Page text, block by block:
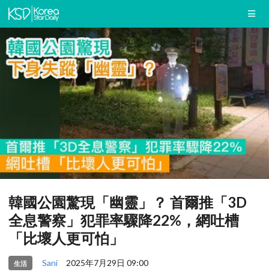
韓國公園驚現「幽靈」？ 首爾推「3D
全息警察」犯罪率驟降22%，網吐槽
「比壞人更可怕」
生活 Sani 2025年7月29日 09:00